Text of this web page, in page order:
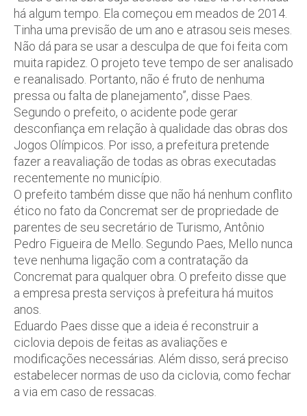
há algum tempo. Ela começou em meados de 2014.
Tinha uma previsão de um ano e atrasou seis meses.
Não dá para se usar a desculpa de que foi feita com
muita rapidez. O projeto teve tempo de ser analisado
e reanalisado. Portanto, não é fruto de nenhuma
pressa ou falta de planejamento”, disse Paes.
Segundo o prefeito, o acidente pode gerar
desconfiança em relação à qualidade das obras dos
Jogos Olímpicos. Por isso, a prefeitura pretende
fazer a reavaliação de todas as obras executadas
recentemente no município.
O prefeito também disse que não há nenhum conflito
ético no fato da Concremat ser de propriedade de
parentes de seu secretário de Turismo, Antônio
Pedro Figueira de Mello. Segundo Paes, Mello nunca
teve nenhuma ligação com a contratação da
Concremat para qualquer obra. O prefeito disse que
a empresa presta serviços à prefeitura há muitos
anos.
Eduardo Paes disse que a ideia é reconstruir a
ciclovia depois de feitas as avaliações e
modificações necessárias. Além disso, será preciso
estabelecer normas de uso da ciclovia, como fechar
a via em caso de ressacas.